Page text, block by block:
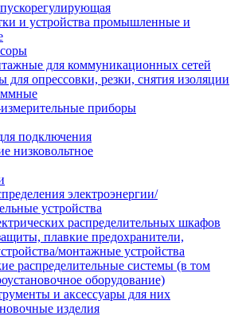
и устройства промышленные и
для коммуникационных сетей
для опрессовки, резки, снятия изоляции
приборы
подключения
низковольтное
электроэнергии/
устройства
распределительных шкафов
плавкие предохранители,
монтажные устройства
распределительные системы (в том
оборудование)
и аксессуары для них
изделия